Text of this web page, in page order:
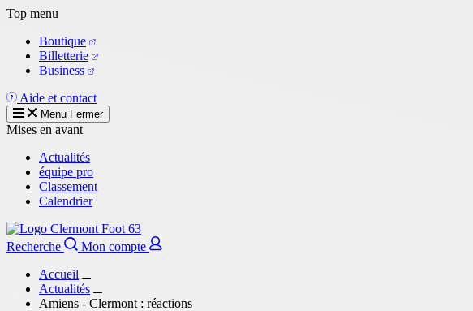
Aller
contenu
principal
Top menu
Boutique
Billetterie
Business
Aide et contact
Menu Fermer
Mises en avant
Actualités
équipe pro
Classement
Calendrier
Recherche
Mon compte
Accueil
Actualités
Amiens - Clermont : réactions